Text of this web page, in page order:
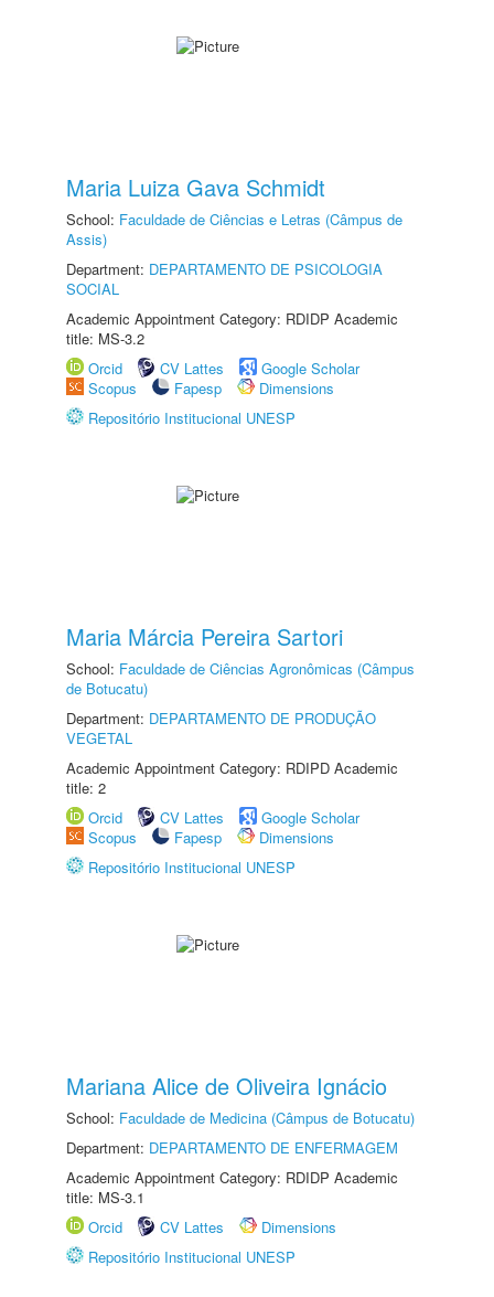
Maria Luiza Gava Schmidt
School: Faculdade de Ciências e Letras (Câmpus de
Assis)
Department: DEPARTAMENTO DE PSICOLOGIA
SOCIAL
Academic Appointment Category: RDIDP Academic
title: MS-3.2
Orcid
CV Lattes
Google Scholar
Scopus
Fapesp
Dimensions
Repositório Institucional UNESP
Maria Márcia Pereira Sartori
School: Faculdade de Ciências Agronômicas (Câmpus
de Botucatu)
Department: DEPARTAMENTO DE PRODUÇÃO
VEGETAL
Academic Appointment Category: RDIPD Academic
title: 2
Orcid
CV Lattes
Google Scholar
Scopus
Fapesp
Dimensions
Repositório Institucional UNESP
Mariana Alice de Oliveira Ignácio
School: Faculdade de Medicina (Câmpus de Botucatu)
Department: DEPARTAMENTO DE ENFERMAGEM
Academic Appointment Category: RDIDP Academic
title: MS-3.1
Orcid
CV Lattes
Dimensions
Repositório Institucional UNESP